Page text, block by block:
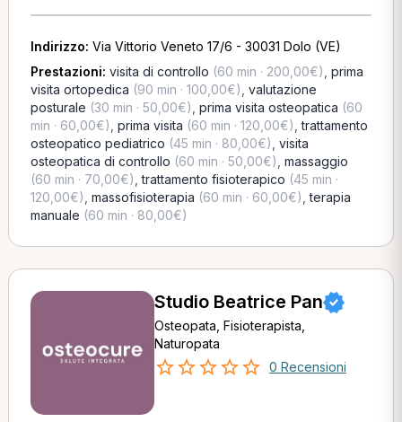
Indirizzo: Via Vittorio Veneto 17/6 - 30031 Dolo (VE)
Prestazioni: visita di controllo (60 min · 200,00€) prima
visita ortopedica (90 min · 100,00€) valutazione
posturale (30 min · 50,00€) prima visita osteopatica (60
min · 60,00€) prima visita (60 min · 120,00€) ,trattamento
osteopatico pediatrico (45 min · 80,00€) visita
osteopatica di controllo (60 min · 50,00€) massaggio
(60 min · 70,00€) ,trattamento fisioterapico (45 min ·
120,00€) massofisioterapia (60 min · 60,00€) ,terapia
manuale (60 min · 80,00€)
Studio Beatrice Pan
Osteopata, Fisioterapista,
Naturopata
0 Recensioni